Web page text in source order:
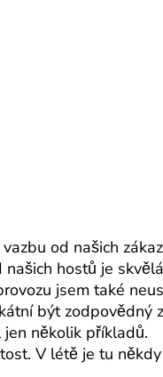
od našich
hostů je
jsem také
být
několik příkladů.
V létě je tu